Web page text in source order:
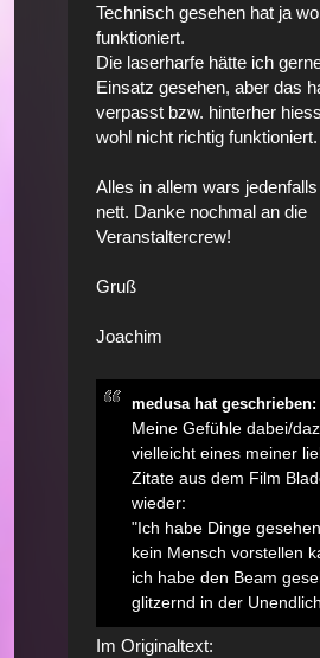
Technisch gesehen hat ja
funktioniert.
Die laserharfe hätte ich
Einsatz gesehen, aber das
verpasst bzw. hinterher
wohl nicht richtig funktioniert.
Alles in allem wars
nett. Danke nochmal an die
Veranstaltercrew!
Gruß
Joachim
medusa hat geschrieben:
Meine Gefühle dabei/
vielleicht eines meiner
Zitate aus dem Film
wieder:
"Ich habe Dinge
kein Mensch vorstellen
ich habe den Beam
glitzernd in der
Im Originaltext: